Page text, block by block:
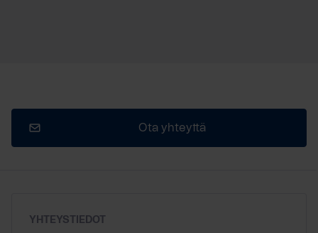
Ota yhteyttä
YHTEYSTIEDOT